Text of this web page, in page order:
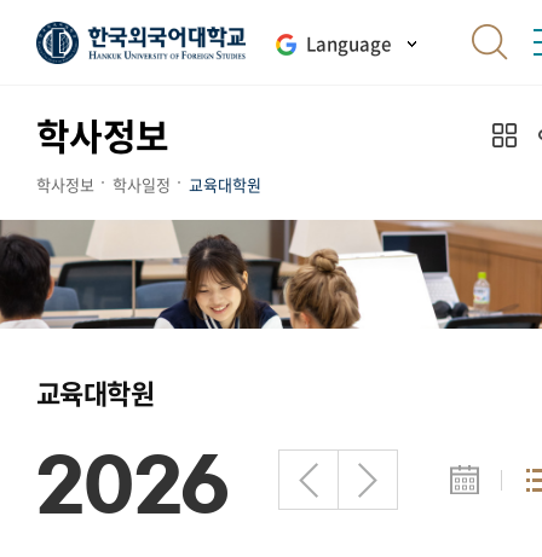
Language
학사정보
학사정보 학사일정 교육대학원
교육대학원
2026